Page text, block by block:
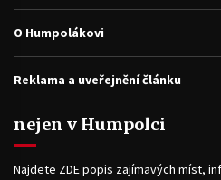
O Humpolákovi
Reklama a uveřejnění článku
nejen v Humpolci
Najdete ZDE popis zajímavých míst,